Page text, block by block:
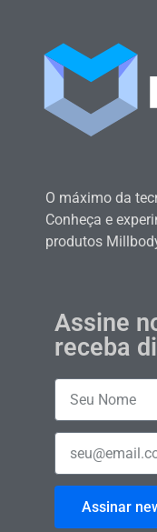
O máximo da
Conheça e
produtos
Assine
receba
Assinar